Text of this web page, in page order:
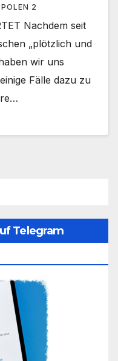
2
Nachdem seit
„plötzlich und
wir uns
Fälle dazu zu
Telegram